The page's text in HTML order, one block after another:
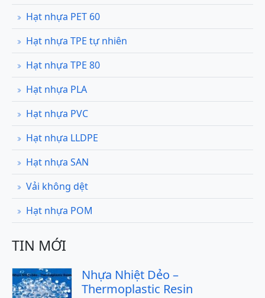
Hạt nhựa PET 60
Hạt nhựa TPE tự nhiên
Hạt nhựa TPE 80
Hạt nhựa PLA
Hạt nhựa PVC
Hạt nhựa LLDPE
Hạt nhựa SAN
Vải không dệt
Hạt nhựa POM
TIN MỚI
Nhựa Nhiệt Dẻo –
Thermoplastic Resin